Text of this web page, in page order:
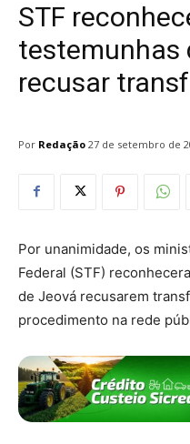
STF
testemunhas
recusar
Por Redação 27 de setembro de
Por unanimidade, os
Federal (STF)
de Jeová recusarem
procedimento na rede